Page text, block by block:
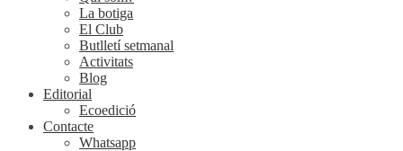
La botiga
El Club
Butlletí setmanal
Activitats
Blog
Editorial
Ecoedició
Contacte
Whatsapp